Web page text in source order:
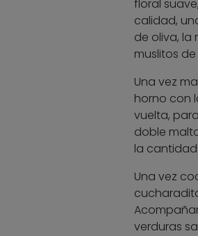
floral
calidad,
de oliva, la
muslitos
Una vez
horno con
vuelta,
doble
la
Una vez
verduras